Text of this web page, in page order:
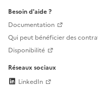
Besoin d'aide ?
Documentation
Qui peut bénéficier des
Disponibilité
Réseaux sociaux
LinkedIn